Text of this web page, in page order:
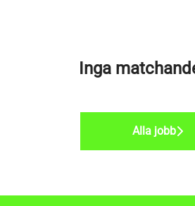
Inga
Alla jobb